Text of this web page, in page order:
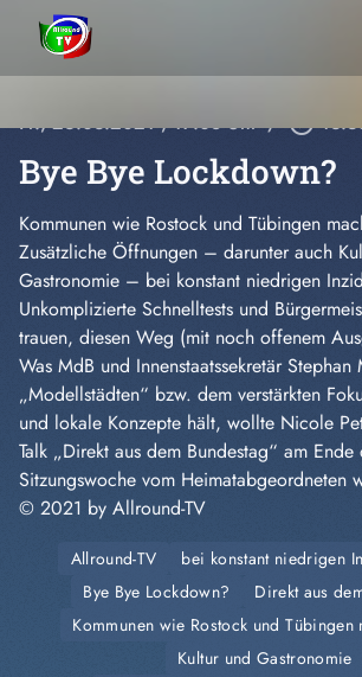
Fr., 26.03.2021, 17:08 Uhr / play_circle_outline
Bye Bye Lockdown?
Kommunen wie Rostock und Tübingen
Zusätzliche Öffnungen – darunter auch
Gastronomie – bei konstant niedrigen
Unkomplizierte Schnelltests und
trauen, diesen Weg (mit noch offenem
Was MdB und Innenstaatssekretär
„Modellstädten“ bzw. dem verstärkten
und lokale Konzepte hält, wollte Nicole
Talk „Direkt aus dem Bundestag“ am Ende
Sitzungswoche vom Heimatabgeordneten
© 2021 by Allround-TV
Allround-TV
bei konstant niedrigen
Bye Bye Lockdown?
Direkt aus
Kommunen wie Rostock und Tübingen
Kultur und Gastronomie